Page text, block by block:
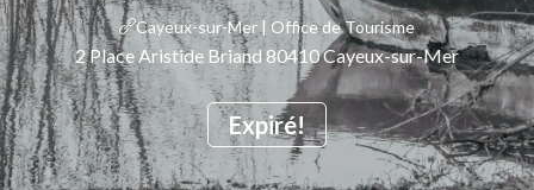
Expiré!
Cayeux-sur-Mer | Office de Tourisme
2 Place Aristide Briand 80410 Cayeux-sur-Mer